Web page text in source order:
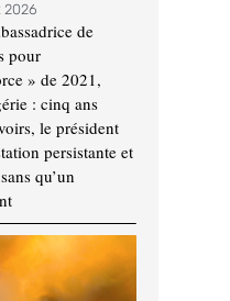
2026
de
pour
» de 2021,
: cinq ans
le président
persistante et
qu’un